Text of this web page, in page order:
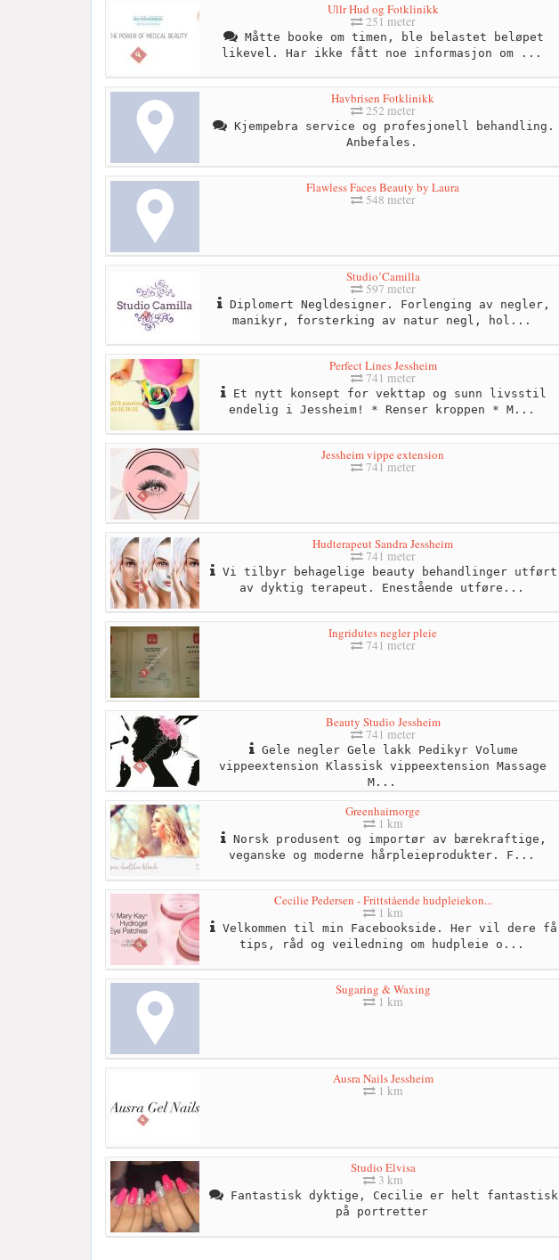
Ullr Hud og Fotklinikk
251 meter
Måtte booke om timen, ble belastet beløpet
likevel. Har ikke fått noe informasjon om ...
Havbrisen Fotklinikk
252 meter
Kjempebra service og profesjonell behandling.
Anbefales.
Flawless Faces Beauty by Laura
548 meter
Studio’Camilla
597 meter
Diplomert Negldesigner. Forlenging av negler,
manikyr, forsterking av natur negl, hol...
Perfect Lines Jessheim
741 meter
Et nytt konsept for vekttap og sunn livsstil
endelig i Jessheim! * Renser kroppen * M...
Jessheim vippe extension
741 meter
Hudterapeut Sandra Jessheim
741 meter
Vi tilbyr behagelige beauty behandlinger utført
av dyktig terapeut. Enestående utføre...
Ingridutes negler pleie
741 meter
Beauty Studio Jessheim
741 meter
Gele negler Gele lakk Pedikyr Volume
vippeextension Klassisk vippeextension Massage
M...
Greenhairnorge
1 km
Norsk produsent og importør av bærekraftige,
veganske og moderne hårpleieprodukter. F...
Cecilie Pedersen - Frittstående hudpleiekon...
1 km
Velkommen til min Facebookside. Her vil dere få
tips, råd og veiledning om hudpleie o...
Sugaring & Waxing
1 km
Ausra Nails Jessheim
1 km
Studio Elvisa
3 km
Fantastisk dyktige, Cecilie er helt fantastisk
på portretter